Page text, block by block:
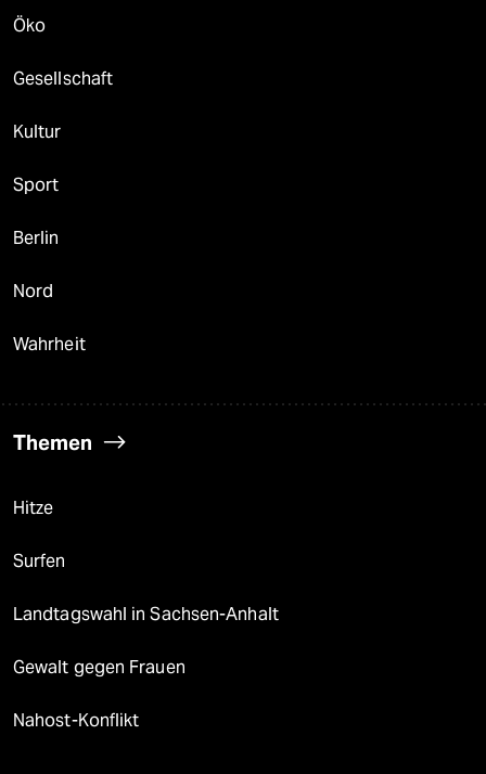
Öko
Gesellschaft
Kultur
Sport
Berlin
Nord
Wahrheit
Themen
Hitze
Surfen
Landtagswahl in Sachsen-Anhalt
Gewalt gegen Frauen
Nahost-Konflikt